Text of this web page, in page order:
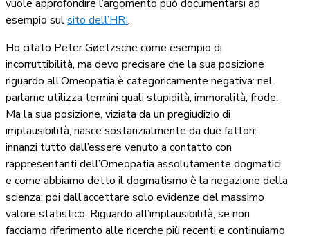
vuole approfondire l’argomento può documentarsi ad
esempio sulsito dell’HRI.
Ho citato Peter Gøetzsche come esempio di
incorruttibilità, ma devo precisare che la sua posizione
riguardo all’Omeopatia è categoricamente negativa: nel
parlarne utilizza termini quali stupidità, immoralità, frode.
Ma la sua posizione, viziata da un pregiudizio di
implausibilità, nasce sostanzialmente da due fattori:
innanzi tutto dall’essere venuto a contatto con
rappresentanti dell’Omeopatia assolutamente dogmatici
e come abbiamo detto il dogmatismo è la negazione della
scienza; poi dall’accettare solo evidenze del massimo
valore statistico. Riguardo all’implausibilità, se non
facciamo riferimento alle ricerche più recenti e continuiamo